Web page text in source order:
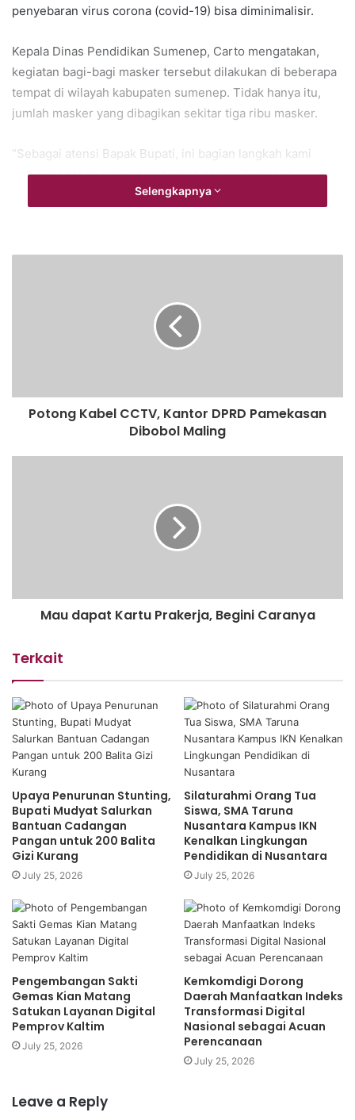
penyebaran virus corona (covid-19) bisa diminimalisir.
Kepala Dinas Pendidikan Sumenep, Carto mengatakan,
kegiatan bagi-bagi masker tersebut dilakukan di beberapa
tempat di wilayah kabupaten sumenep. Tidak hanya itu,
jumlah masker yang dibagikan sekitar tiga ribu masker.
“Sebagai atensi Bapak Bupati, ini bagian langkah kami
untuk menekan penyebaran virus corona,” ujarnya.
Selengkapnya
Potong Kabel CCTV, Kantor DPRD Pamekasan
Dibobol Maling
Mau dapat Kartu Prakerja, Begini Caranya
Terkait
Upaya Penurunan Stunting,
Bupati Mudyat Salurkan
Bantuan Cadangan
Pangan untuk 200 Balita
Gizi Kurang
July 25, 2026
Silaturahmi Orang Tua
Siswa, SMA Taruna
Nusantara Kampus IKN
Kenalkan Lingkungan
Pendidikan di Nusantara
July 25, 2026
Pengembangan Sakti
Gemas Kian Matang
Satukan Layanan Digital
Pemprov Kaltim
July 25, 2026
Kemkomdigi Dorong
Daerah Manfaatkan Indeks
Transformasi Digital
Nasional sebagai Acuan
Perencanaan
July 25, 2026
Leave a Reply